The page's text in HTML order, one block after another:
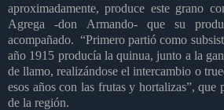
aproximadamente, produce este grano
Agrega -don Armando- que su
acompañado. “Primero partió como
año 1915 producía la quinua, junto a la
de llamo, realizándose el intercambio o
esos años con las frutas y hortalizas”, que
de la región.